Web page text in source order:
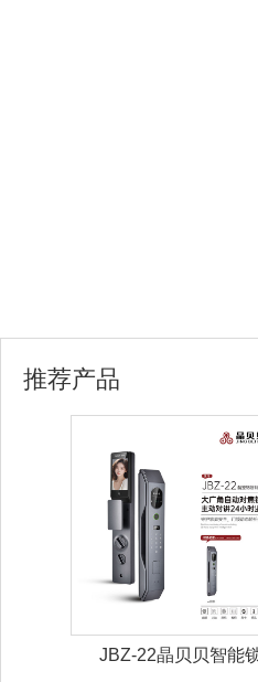
推荐产品
JBZ-22晶贝贝智能